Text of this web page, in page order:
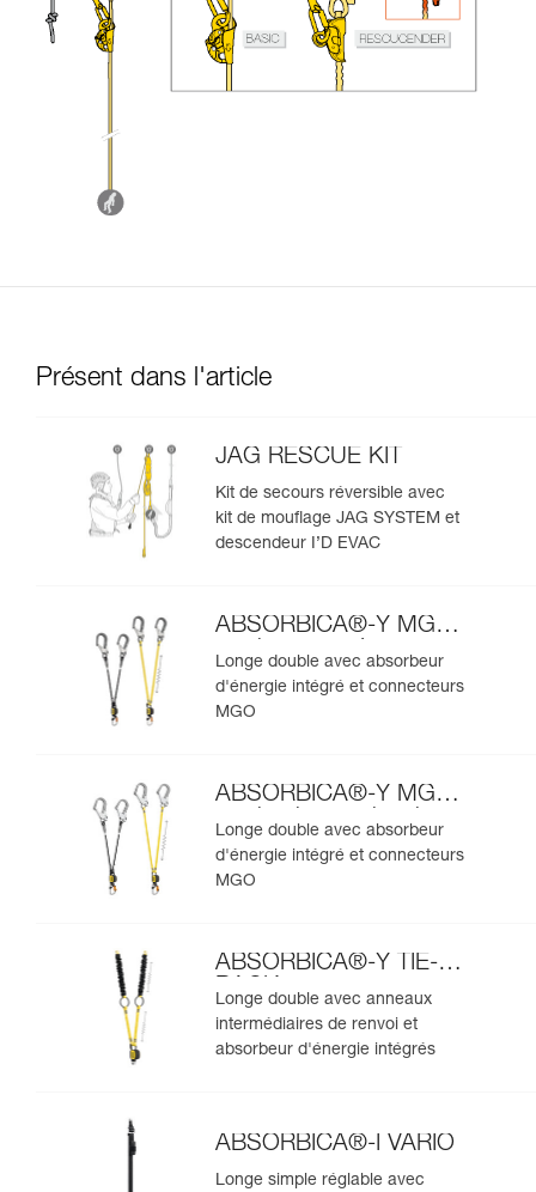
Présent dans l'article
JAG RESCUE KIT
Kit de secours réversible avec
kit de mouflage JAG SYSTEM et
descendeur I’D EVAC
ABSORBICA®-Y MGO
version européenne
Longe double avec absorbeur
d'énergie intégré et connecteurs
MGO
ABSORBICA®-Y MGO
version internationale
Longe double avec absorbeur
d'énergie intégré et connecteurs
MGO
ABSORBICA®-Y TIE-
BACK
Longe double avec anneaux
intermédiaires de renvoi et
absorbeur d'énergie intégrés
ABSORBICA®-I VARIO
Longe simple réglable avec